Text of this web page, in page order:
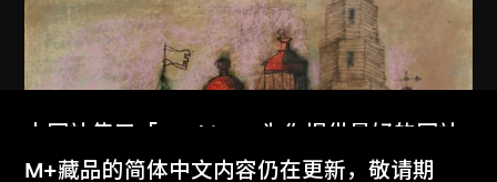
本网站使用「Cookies」为你提供最好的网站
体验。
M+藏品的简体中文内容仍在更新，敬请期